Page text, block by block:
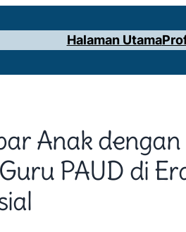
Halaman Utama
Anak dengan
PAUD di